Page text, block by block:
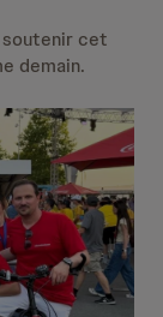
soutenir cet
demain.